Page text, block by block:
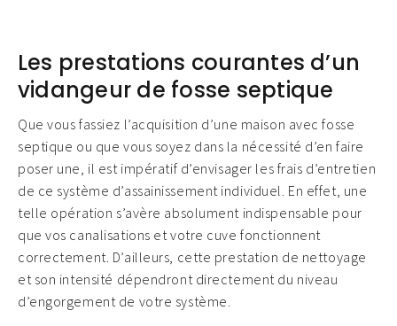
Les prestations courantes d’un
vidangeur de fosse septique
Que vous fassiez l’acquisition d’une maison avec fosse
septique ou que vous soyez dans la nécessité d’en faire
poser une, il est impératif d’envisager les frais d’entretien
de ce système d’assainissement individuel. En effet, une
telle opération s’avère absolument indispensable pour
que vos canalisations et votre cuve fonctionnent
correctement. D’ailleurs, cette prestation de nettoyage
et son intensité dépendront directement du niveau
d’engorgement de votre système.